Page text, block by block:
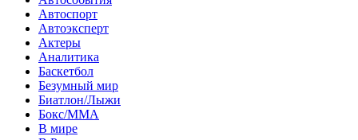
Автоспорт
Автоэксперт
Актеры
Аналитика
Баскетбол
Безумный мир
Биатлон/Лыжи
Бокс/MMA
В мире